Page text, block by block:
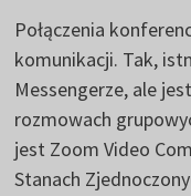
Połączenia
komunikacji. Tak,
Messengerze, ale
rozmowach
jest Zoom Video
Stanach